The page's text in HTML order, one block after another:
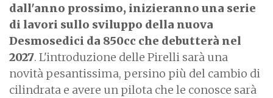
dall'anno prossimo, inizieranno una serie
di lavori sullo sviluppo della nuova
Desmosedici da 850cc che debutterà nel
2027. L'introduzione delle Pirelli sarà una
novità pesantissima, persino più del cambio di
cilindrata e avere un pilota che le conosce sarà